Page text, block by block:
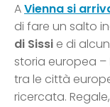
AVienna si
di fare un salto
di Sissi e di
storia europea –
tra le città
ricercata.